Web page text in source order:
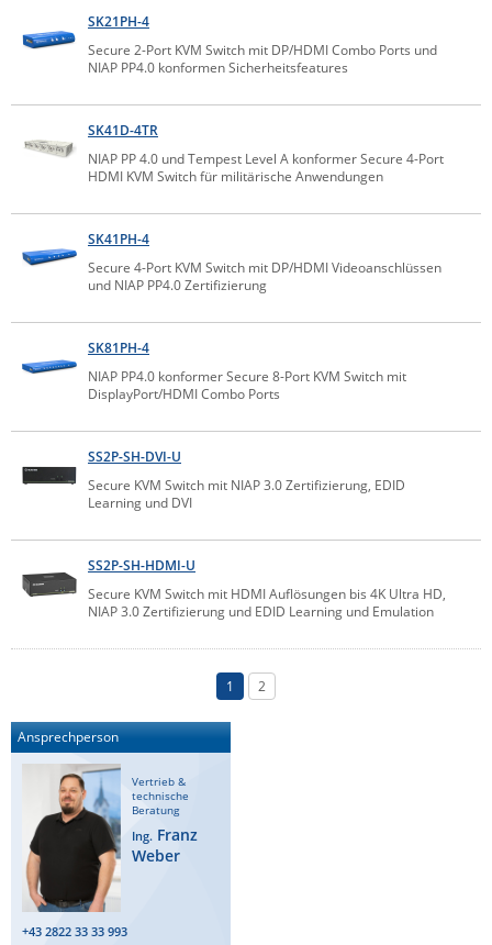
ZPE Systems
News zu unseren Herstellern
SK21PH-4
Secure 2-Port KVM Switch mit DP/HDMI Combo Ports und
NIAP PP4.0 konformen Sicherheitsfeatures
SK41D-4TR
NIAP PP 4.0 und Tempest Level A konformer Secure 4-Port
HDMI KVM Switch für militärische Anwendungen
SK41PH-4
Secure 4-Port KVM Switch mit DP/HDMI Videoanschlüssen
und NIAP PP4.0 Zertifizierung
SK81PH-4
NIAP PP4.0 konformer Secure 8-Port KVM Switch mit
DisplayPort/HDMI Combo Ports
SS2P-SH-DVI-U
Secure KVM Switch mit NIAP 3.0 Zertifizierung, EDID
Learning und DVI
SS2P-SH-HDMI-U
Secure KVM Switch mit HDMI Auflösungen bis 4K Ultra HD,
NIAP 3.0 Zertifizierung und EDID Learning und Emulation
1 2
Ansprechperson
Vertrieb &
technische
Beratung
Ing. Franz
Weber
+43 2822 33 33 993